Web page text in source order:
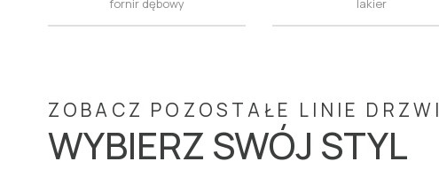
fornir dębowy lakier
ZOBACZ POZOSTAŁE LINIE DRZWI
WYBIERZ SWÓJ STYL